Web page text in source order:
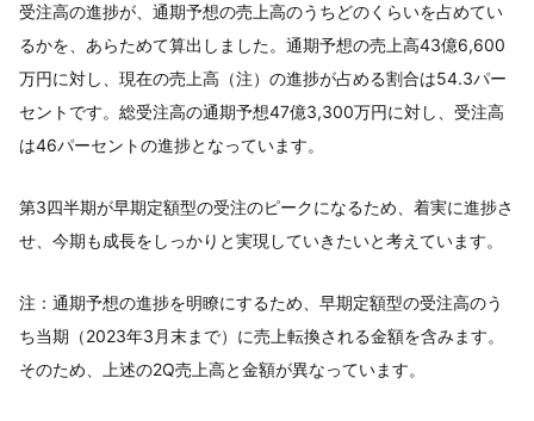
受注高の進捗が、通期予想の売上高のうちどのくらいを占めてい
るかを、あらためて算出しました。通期予想の売上高43億6,600
万円に対し、現在の売上高（注）の進捗が占める割合は54.3パー
セントです。総受注高の通期予想47億3,300万円に対し、受注高
は46パーセントの進捗となっています。
第3四半期が早期定額型の受注のピークになるため、着実に進捗さ
せ、今期も成長をしっかりと実現していきたいと考えています。
注：通期予想の進捗を明瞭にするため、早期定額型の受注高のう
ち当期（2023年3月末まで）に売上転換される金額を含みます。
そのため、上述の2Q売上高と金額が異なっています。